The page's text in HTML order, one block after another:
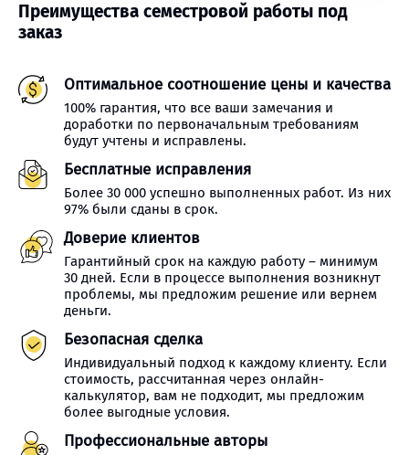
Преимущества семестровой работы под
заказ
Оптимальное соотношение цены и качества
100% гарантия, что все ваши замечания и
доработки по первоначальным требованиям
будут учтены и исправлены.
Бесплатные исправления
Более 30 000 успешно выполненных работ. Из них
97% были сданы в срок.
Доверие клиентов
Гарантийный срок на каждую работу – минимум
30 дней. Если в процессе выполнения возникнут
проблемы, мы предложим решение или вернем
деньги.
Безопасная сделка
Индивидуальный подход к каждому клиенту. Если
стоимость, рассчитанная через онлайн-
калькулятор, вам не подходит, мы предложим
более выгодные условия.
Профессиональные авторы